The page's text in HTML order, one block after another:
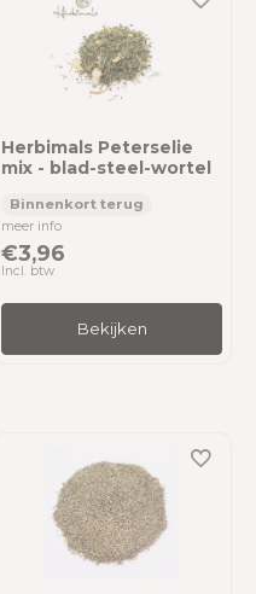
Herbimals Peterselie
mix - blad-steel-wortel
meer info
€3,96
Incl. btw
Bekijken